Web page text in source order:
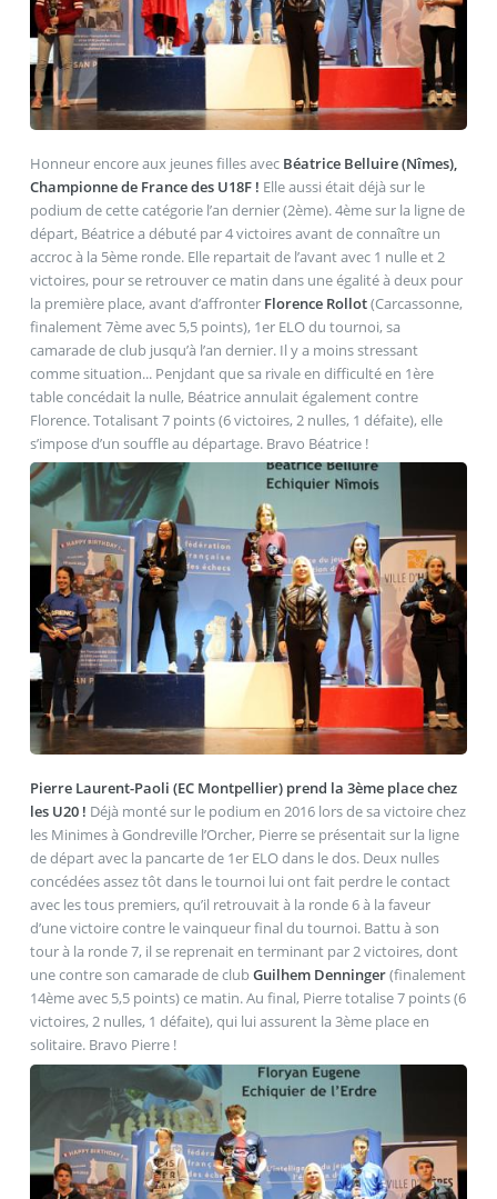
Honneur encore aux jeunes filles avec Béatrice Belluire (Nîmes),
Championne de France des U18F ! Elle aussi était déjà sur le
podium de cette catégorie l’an dernier (2ème). 4ème sur la ligne de
départ, Béatrice a débuté par 4 victoires avant de connaître un
accroc à la 5ème ronde. Elle repartait de l’avant avec 1 nulle et 2
victoires, pour se retrouver ce matin dans une égalité à deux pour
la première place, avant d’affronter Florence Rollot(Carcassonne,
finalement 7ème avec 5,5 points), 1er ELO du tournoi, sa
camarade de club jusqu’à l’an dernier. Il y a moins stressant
comme situation... Penjdant que sa rivale en difficulté en 1ère
table concédait la nulle, Béatrice annulait également contre
Florence. Totalisant 7 points (6 victoires, 2 nulles, 1 défaite), elle
s’impose d’un souffle au départage. Bravo Béatrice !
Pierre Laurent-Paoli (EC Montpellier) prend la 3ème place chez
les U20 ! Déjà monté sur le podium en 2016 lors de sa victoire chez
les Minimes à Gondreville l’Orcher, Pierre se présentait sur la ligne
de départ avec la pancarte de 1er ELO dans le dos. Deux nulles
concédées assez tôt dans le tournoi lui ont fait perdre le contact
avec les tous premiers, qu’il retrouvait à la ronde 6 à la faveur
d’une victoire contre le vainqueur final du tournoi. Battu à son
tour à la ronde 7, il se reprenait en terminant par 2 victoires, dont
une contre son camarade de clubGuilhem Denninger(finalement
14ème avec 5,5 points) ce matin. Au final, Pierre totalise 7 points (6
victoires, 2 nulles, 1 défaite), qui lui assurent la 3ème place en
solitaire. Bravo Pierre !